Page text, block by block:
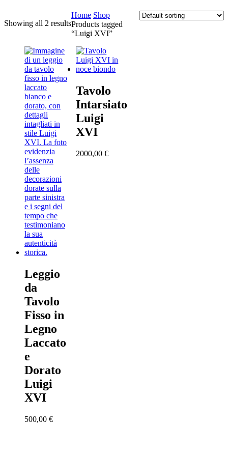
Showing all 2 results
Home Shop
Products tagged
“Luigi XVI”
Leggio
da
Tavolo
Fisso in
Legno
Laccato
e
Dorato
Luigi
XVI
500,00 €
Tavolo
Intarsiato
Luigi
XVI
2000,00€